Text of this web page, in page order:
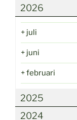
2026
+ juli
+ juni
+februari
2025
2024